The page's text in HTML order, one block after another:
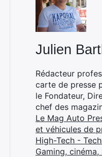
Julien
Rédacteur
carte de presse
le Fondateur,
chef des
Le Mag Auto
et véhicules de
High-Tech -
Gaming,
Rechercher